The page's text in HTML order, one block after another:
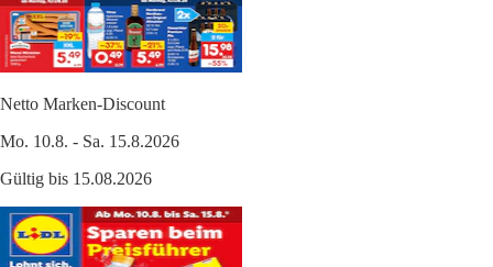
Netto Marken-Discount
Mo. 10.8. - Sa. 15.8.2026
Gültig bis 15.08.2026